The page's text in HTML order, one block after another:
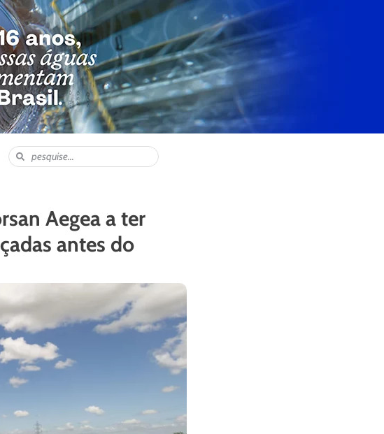
Aegea a ter
antes do